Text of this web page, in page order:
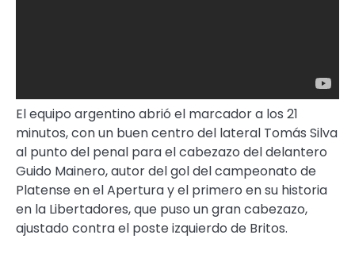
El equipo argentino abrió el marcador a los 21
minutos, con un buen centro del lateral Tomás Silva
al punto del penal para el cabezazo del delantero
Guido Mainero, autor del gol del campeonato de
Platense en el Apertura y el primero en su historia
en la Libertadores, que puso un gran cabezazo,
ajustado contra el poste izquierdo de Britos.